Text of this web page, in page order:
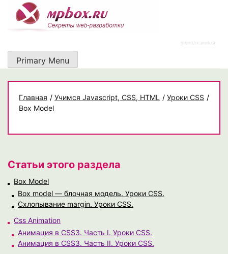
content
https://rz-work.ru
Primary Menu
Главная / Учимся Javascript, CSS, HTML / Уроки CSS /
Box Model
Статьи этого раздела
Box Model
Box model — блочная модель. Уроки CSS.
Схлопывание margin. Уроки CSS.
Css Animation
Анимация в CSS3. Часть I. Уроки CSS.
Анимация в CSS3. Часть II. Уроки CSS.